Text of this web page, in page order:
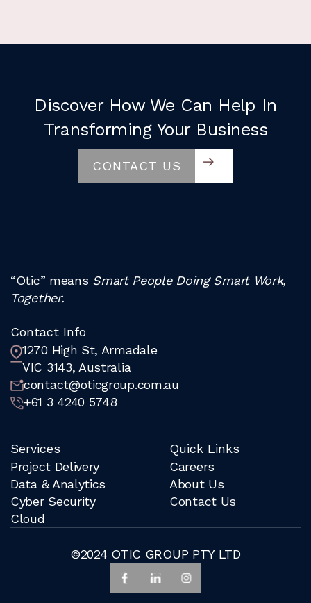
Discover How We Can Help In
Transforming Your Business
CONTACT US
“Otic” means Smart People Doing Smart Work,
Together.
Contact Info
1270 High St, Armadale
VIC 3143, Australia
contact@oticgroup.com.au
+61 3 4240 5748
Services
Project Delivery
Data & Analytics
Cyber Security
Cloud
Quick Links
Careers
About Us
Contact Us
©2024 OTIC GROUP PTY LTD